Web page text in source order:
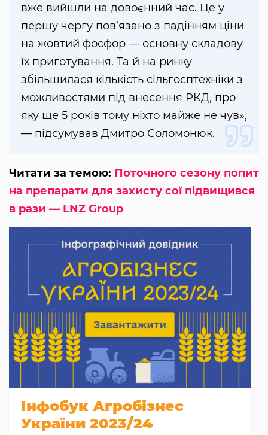
вже вийшли на довоєнний час. Це у
першу чергу пов’язано з падінням ціни
на жовтий фосфор — основну складову
їх приготування. Та й на ринку
збільшилася кількість сільгосптехніки з
можливостями під внесення РКД, про
яку ще 5 років тому ніхто майже не чув»,
— підсумував Дмитро Соломонюк.
Читати за темою: Поточного сезону попит
на препарати для захисту сої підвищився
в рази — LNZ Group
Інфобук Агробізнес
України 2023/24